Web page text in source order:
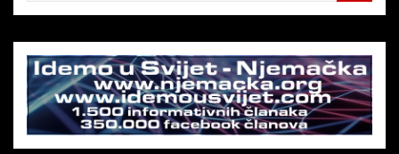
c
h